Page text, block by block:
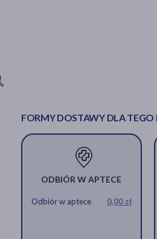
FORMY DOSTAWY DLA
ODBIÓR W APTECE
Odbiór w aptece 0,00 zł